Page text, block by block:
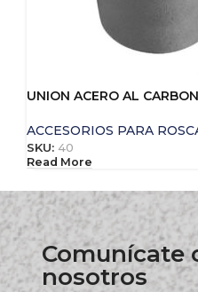
UNION ACERO AL
ACCESORIOS PARA
SKU: 40
Read More
Comunícate
nosotros